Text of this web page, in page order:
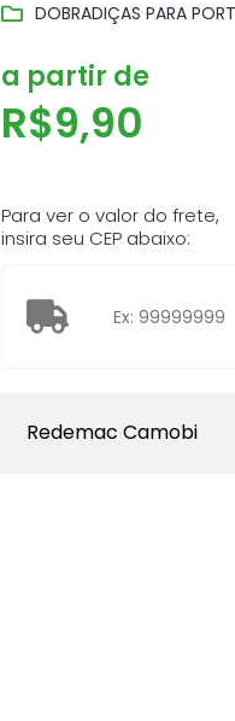
DOBRADIÇAS PARA
a partir de
R$9,90
Para ver o valor do frete,
insira seu CEP abaixo:
Redemac Camobi